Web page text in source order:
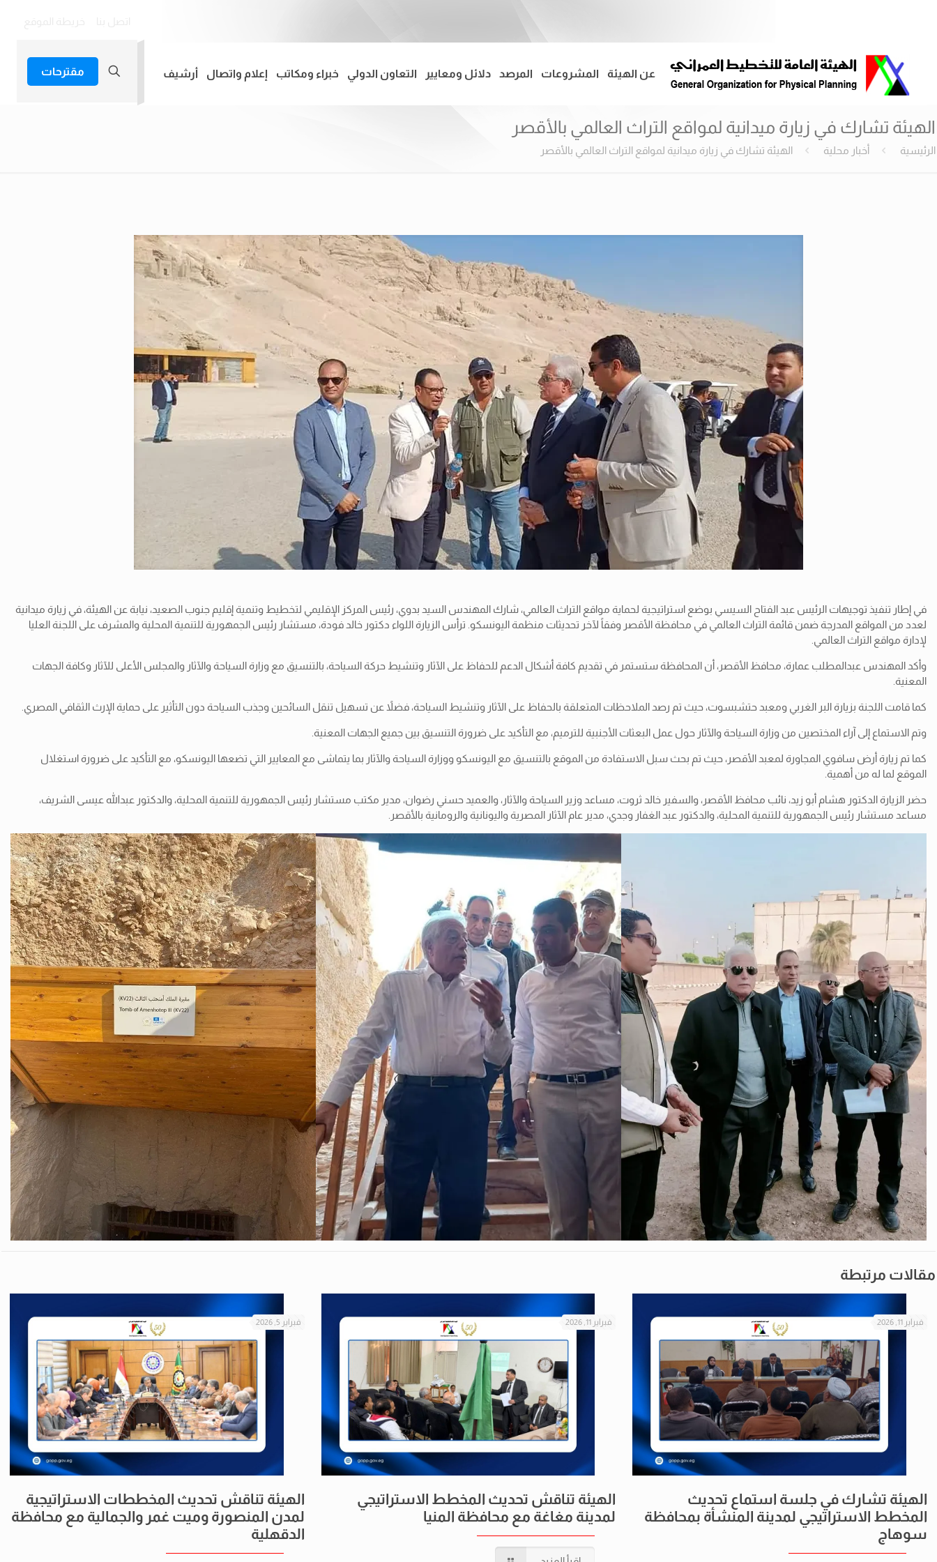
عن الهيئة المشروعات المرصد دلائل ومعايير التعاون الدولي خبراء ومكاتب إعلام واتصال أرشيف مقترحات
الهيئة تشارك في زيارة ميدانية لمواقع التراث العالمي بالأقصر
الرئيسية أخبار محلية الهيئة تشارك في زيارة ميدانية لمواقع التراث العالمي بالأقصر
في إطار تنفيذ توجيهات الرئيس عبد الفتاح السيسي بوضع استراتيجية لحماية مواقع التراث العالمي، شارك المهندس السيد بدوي، رئيس المركز الإقليمي لتخطيط وتنمية إقليم جنوب الصعيد، نيابة عن الهيئة، في زيارة ميدانية
لعدد من المواقع المدرجة ضمن قائمة التراث العالمي في محافظة الأقصر وفقاً لآخر تحديثات منظمة اليونسكو. ترأس الزيارة اللواء دكتور خالد فودة، مستشار رئيس الجمهورية للتنمية المحلية والمشرف على اللجنة العليا
لإدارة مواقع التراث العالمي.
وأكد المهندس عبدالمطلب عمارة، محافظ الأقصر، أن المحافظة ستستمر في تقديم كافة أشكال الدعم للحفاظ على الآثار وتنشيط حركة السياحة، بالتنسيق مع وزارة السياحة والآثار والمجلس الأعلى للآثار وكافة الجهات
المعنية.
كما قامت اللجنة بزيارة البر الغربي ومعبد حتشبسوت، حيث تم رصد الملاحظات المتعلقة بالحفاظ على الآثار وتنشيط السياحة، فضلاً عن تسهيل تنقل السائحين وجذب السياحة دون التأثير على حماية الإرث الثقافي المصري.
وتم الاستماع إلى آراء المختصين من وزارة السياحة والآثار حول عمل البعثات الأجنبية للترميم، مع التأكيد على ضرورة التنسيق بين جميع الجهات المعنية.
كما تم زيارة أرض سافوي المجاورة لمعبد الأقصر، حيث تم بحث سبل الاستفادة من الموقع بالتنسيق مع اليونسكو ووزارة السياحة والآثار بما يتماشى مع المعايير التي تضعها اليونسكو، مع التأكيد على ضرورة استغلال
الموقع لما له من أهمية.
حضر الزيارة الدكتور هشام أبو زيد، نائب محافظ الأقصر، والسفير خالد ثروت، مساعد وزير السياحة والآثار، والعميد حسني رضوان، مدير مكتب مستشار رئيس الجمهورية للتنمية المحلية، والدكتور عبدالله عيسى الشريف،
مساعد مستشار رئيس الجمهورية للتنمية المحلية، والدكتور عبد الغفار وجدي، مدير عام الآثار المصرية واليونانية والرومانية بالأقصر.
مقالات مرتبطة
فبراير 11, 2026
الهيئة تشارك في جلسة استماع تحديث
المخطط الاستراتيجي لمدينة المنشأة بمحافظة
سوهاج
فبراير 11, 2026
الهيئة تناقش تحديث المخطط الاستراتيجي
لمدينة مغاغة مع محافظة المنيا
فبراير 5, 2026
الهيئة تناقش تحديث المخططات الاستراتيجية
لمدن المنصورة وميت غمر والجمالية مع محافظة
الدقهلية